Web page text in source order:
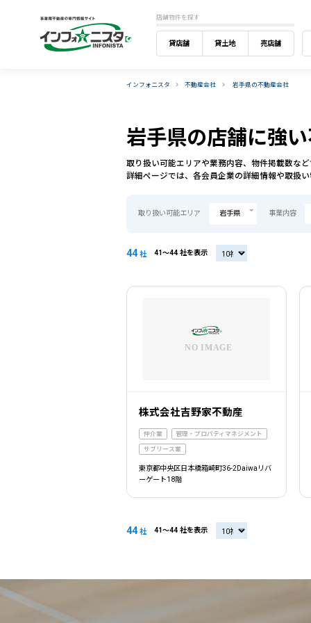
店舗物件を探す
貸店舗 貸土地 売店舗
インフォニスタ 不動産会社 岩手県の不動産会社
岩手県の店舗に強
取り扱い可能エリアや業務内容、物件掲載数な
詳細ページでは、各会員企業の詳細情報や取扱
取り扱い可能エリア 岩手県 事業内容
44社 41〜44 社を表示 20社
株式会社吉野家不動産
仲介業 管理・プロパティマネジメント
サブリース業
東京都中央区日本橋箱崎町36-2Daiwaリバ
ーゲート18階
44社 41〜44 社を表示 20社